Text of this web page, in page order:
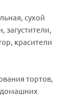
сухой
загустители,
красители
тортов,